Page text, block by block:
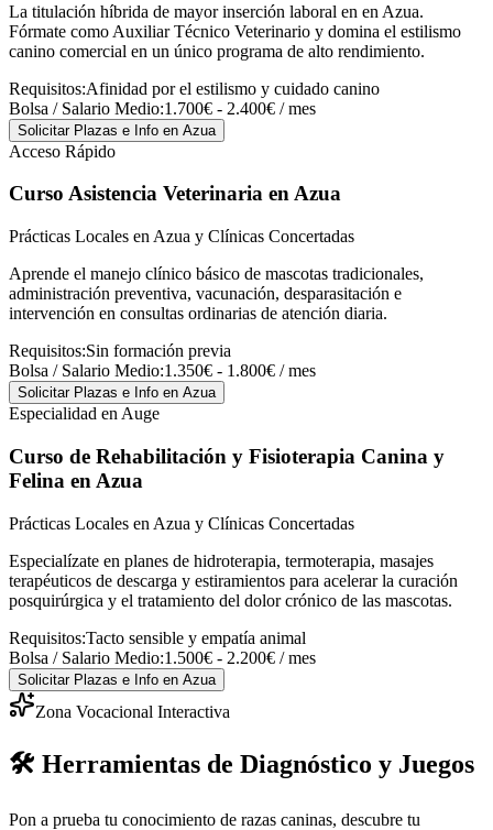
La titulación híbrida de mayor inserción laboral en en Azua.
Fórmate como Auxiliar Técnico Veterinario y domina el estilismo
canino comercial en un único programa de alto rendimiento.
Requisitos:Afinidad por el estilismo y cuidado canino
Bolsa / Salario Medio:1.700€ - 2.400€ / mes
Solicitar Plazas e Info en Azua
Acceso Rápido
Curso Asistencia Veterinaria en Azua
Prácticas Locales en Azua y Clínicas Concertadas
Aprende el manejo clínico básico de mascotas tradicionales,
administración preventiva, vacunación, desparasitación e
intervención en consultas ordinarias de atención diaria.
Requisitos:Sin formación previa
Bolsa / Salario Medio:1.350€ - 1.800€ / mes
Solicitar Plazas e Info en Azua
Especialidad en Auge
Curso de Rehabilitación y Fisioterapia Canina y
Felina en Azua
Prácticas Locales en Azua y Clínicas Concertadas
Especialízate en planes de hidroterapia, termoterapia, masajes
terapéuticos de descarga y estiramientos para acelerar la curación
posquirúrgica y el tratamiento del dolor crónico de las mascotas.
Requisitos:Tacto sensible y empatía animal
Bolsa / Salario Medio:1.500€ - 2.200€ / mes
Solicitar Plazas e Info en Azua
Zona Vocacional Interactiva
🛠️ Herramientas de Diagnóstico y Juegos
Pon a prueba tu conocimiento de razas caninas, descubre tu